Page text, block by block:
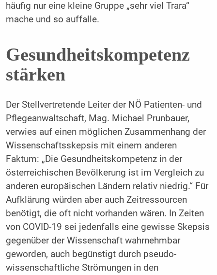
häufig nur eine kleine Gruppe „sehr viel Trara“
mache und so auffalle.
Gesundheitskompetenz
stärken
Der Stellvertretende Leiter der NÖ Patienten- und
Pflegeanwaltschaft, Mag. Michael Prunbauer,
verwies auf einen möglichen Zusammenhang der
Wissenschaftsskepsis mit einem anderen
Faktum: „Die Gesundheitskompetenz in der
österreichischen Bevölkerung ist im Vergleich zu
anderen europäischen Ländern relativ niedrig.“ Für
Aufklärung würden aber auch Zeitressourcen
benötigt, die oft nicht vorhanden wären. In Zeiten
von COVID-19 sei jedenfalls eine gewisse Skepsis
gegenüber der Wissenschaft wahrnehmbar
geworden, auch begünstigt durch pseudo-
wissenschaftliche Strömungen in den